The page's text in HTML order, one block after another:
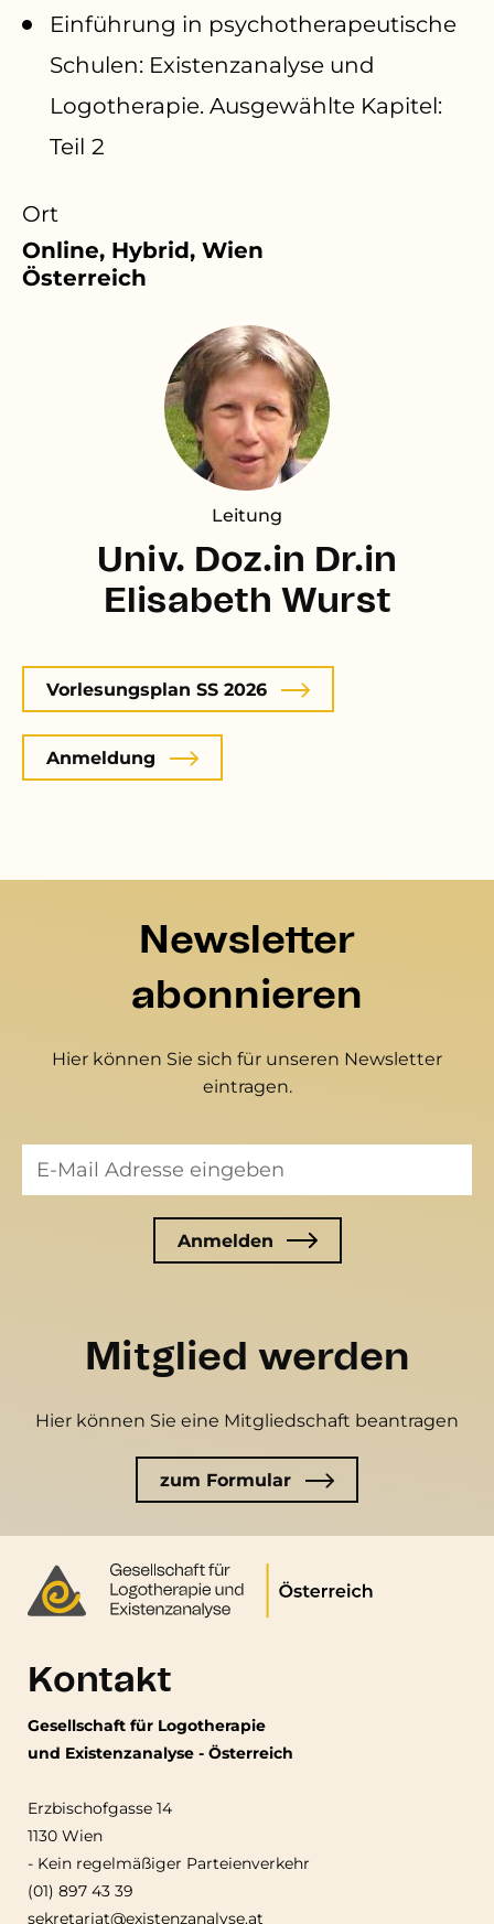
Einführung in psychotherapeutische
Schulen: Existenzanalyse und
Logotherapie. Ausgewählte Kapitel:
Teil 2
Ort
Online, Hybrid, Wien
Österreich
Leitung
Univ. Doz.in Dr.in
Elisabeth Wurst
Vorlesungsplan SS 2026
Anmeldung
Newsletter
abonnieren
Hier können Sie sich für unseren Newsletter
eintragen.
Mitglied werden
Hier können Sie eine Mitgliedschaft beantragen
zum Formular
Kontakt
Gesellschaft für Logotherapie
und Existenzanalyse - Österreich
Erzbischofgasse 14
1130 Wien
- Kein regelmäßiger Parteienverkehr
(01) 897 43 39
sekretariat@existenzanalyse.at